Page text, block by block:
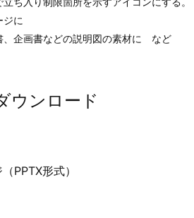
ジに
、企画書などの説明図の素材に など
ウンロード
PPTX形式）